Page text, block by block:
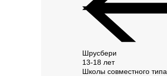
Шрусбери
13-18 лет
Школы совместного типа